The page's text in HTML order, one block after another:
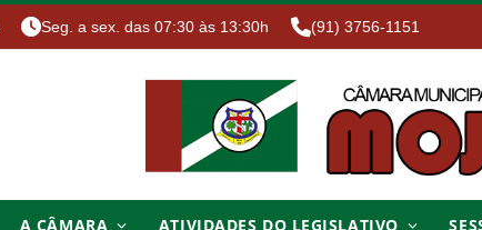
Seg. a sex. das 07:30 às 13:30h (91) 3756-1151
A CÂMARA ATIVIDADES DO LEGISLATIVO